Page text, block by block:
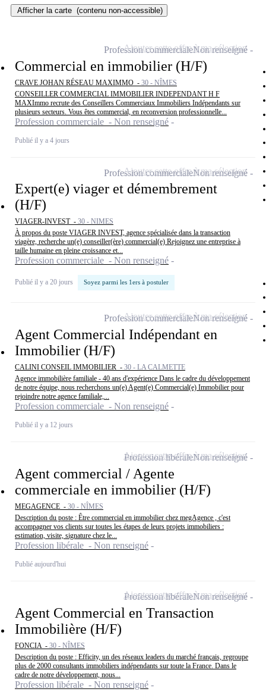
Afficher la carte (contenu non-accessible)
Commercial en immobilier (H/F)
CRAVE JOHAN RÉSEAU MAXIMMO - 30 - NÎMES
CONSEILLER COMMERCIAL IMMOBILIER INDEPENDANT H F
MAXImmo recrute des Conseillers Commerciaux Immobiliers Indépendants sur
plusieurs secteurs. Vous êtes commercial, en reconversion professionnelle...
Profession commerciale - Non renseigné
Publié il y a 4 jours
Profession commercialeNon renseigné
Ajouter cette offre à ma sélection
Expert(e) viager et démembrement
(H/F)
VIAGER-INVEST - 30 - NIMES
À propos du poste VIAGER INVEST, agence spécialisée dans la transaction
viagère, recherche un(e) conseiller(ère) commercial(e) Rejoignez une entreprise à
taille humaine en pleine croissance et...
Profession commerciale - Non renseigné
Publié il y a 20 jours Soyez parmi les 1ers à postuler
Profession commercialeNon renseigné
Ajouter cette offre à ma sélection
Agent Commercial Indépendant en
Immobilier (H/F)
CALINI CONSEIL IMMOBILIER - 30 - LA CALMETTE
Agence immobilière familiale - 40 ans d'expérience Dans le cadre du développement
de notre équipe, nous recherchons un(e) Agent(e) Commercial(e) Immobilier pour
rejoindre notre agence familiale,...
Profession commerciale - Non renseigné
Publié il y a 12 jours
Profession commercialeNon renseigné
Ajouter cette offre à ma sélection
Agent commercial / Agente
commerciale en immobilier (H/F)
MEGAGENCE - 30 - NÎMES
Description du poste : Être commercial en immobilier chez megAgence , c'est
accompagner vos clients sur toutes les étapes de leurs projets immobiliers :
estimation, visite, signature chez le...
Profession libérale - Non renseigné
Publié aujourd'hui
Profession libéraleNon renseigné
Ajouter cette offre à ma sélection
Agent Commercial en Transaction
Immobilière (H/F)
FONCIA - 30 - NÎMES
Description du poste : Efficity, un des réseaux leaders du marché français, regroupe
plus de 2000 consultants immobiliers indépendants sur toute la France. Dans le
cadre de notre développement, nous...
Profession libérale - Non renseigné
Profession libéraleNon renseigné
Ajouter cette offre à ma sélection